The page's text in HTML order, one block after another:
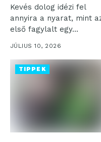
Kevés dolog idézi fel
annyira a nyarat, mint
első fagylalt egy...
JÚLIUS 10, 2026
TIPPEK